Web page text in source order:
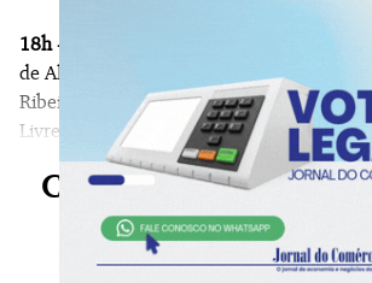
18h -
,
de Alex Domingues. Na Cinemateca
Ribeiro, 1.085). Até 23/08, de terça a
Livre.
Continue sua
seu plano
Já é nosso assinante?Faça